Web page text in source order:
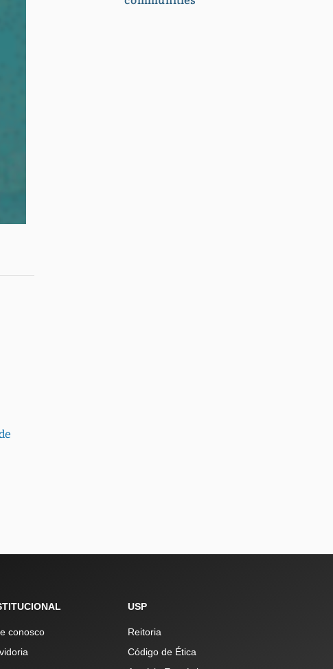
conosco
USP
Reitoria
Código de Ética